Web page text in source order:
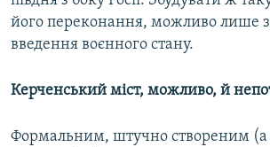
його переконання, можливо лише
введення воєнного стану.
Керченський міст, можливо, й
Формальним, штучно створеним